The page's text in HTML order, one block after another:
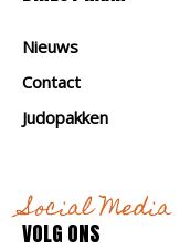
Nieuws
Contact
Judopakken
Social Media
VOLG ONS